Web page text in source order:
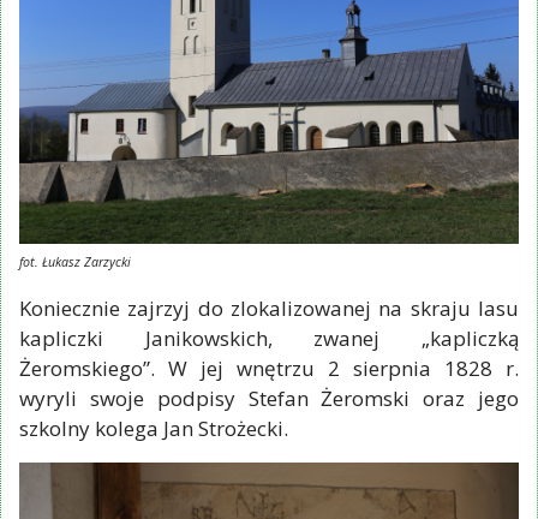
fot. Łukasz Zarzycki
Koniecznie zajrzyj do zlokalizowanej na skraju lasu
kapliczki Janikowskich, zwanej „kapliczką
Żeromskiego”. W jej wnętrzu 2 sierpnia 1828 r.
wyryli swoje podpisy Stefan Żeromski oraz jego
szkolny kolega Jan Strożecki.